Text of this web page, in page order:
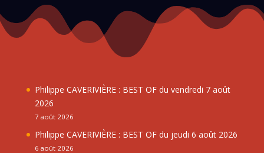
Philippe CAVERIVIÈRE : BEST OF du vendredi 7 août
2026
7 août 2026
Philippe CAVERIVIÈRE : BEST OF du jeudi 6 août 2026
6 août 2026